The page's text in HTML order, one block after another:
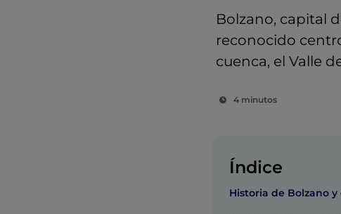
Bolzano, capital
reconocido
cuenca, el Valle
4 minutos
Índice
Historia de Bolzano